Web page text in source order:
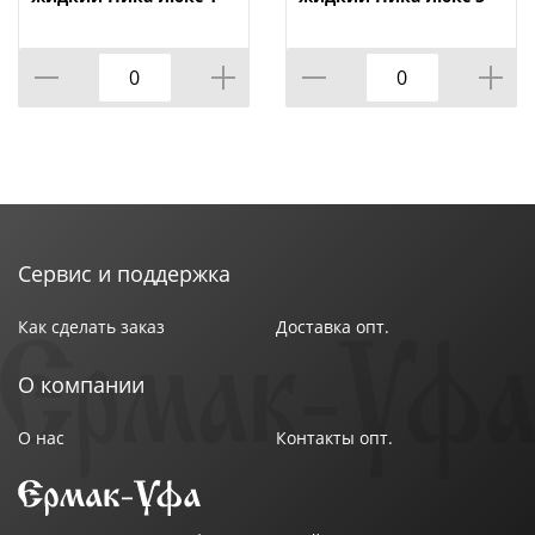
Производитель: Геникс
Страна производства: Россия
Сервис и поддержка
Как сделать заказ Доставка опт.
О компании
О нас Контакты опт.